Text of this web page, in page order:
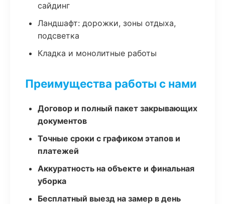
сайдинг
Ландшафт: дорожки, зоны отдыха,
подсветка
Кладка и монолитные работы
Преимущества работы с нами
Договор и полный пакет закрывающих
документов
Точные сроки с графиком этапов и
платежей
Аккуратность на объекте и финальная
уборка
Бесплатный выезд на замер в день